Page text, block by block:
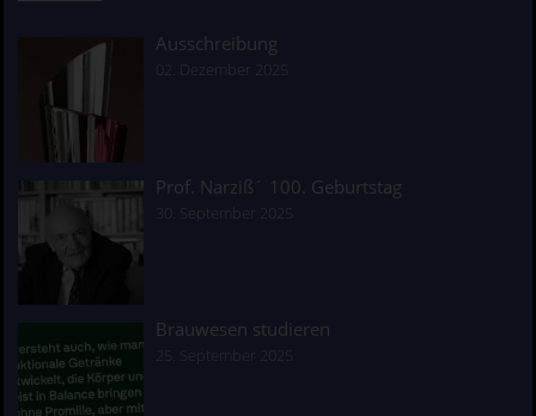
Ausschreibung
02. Dezember 2025
Prof. Narziß´ 100. Geburtstag
30. September 2025
Brauwesen studieren
25. September 2025